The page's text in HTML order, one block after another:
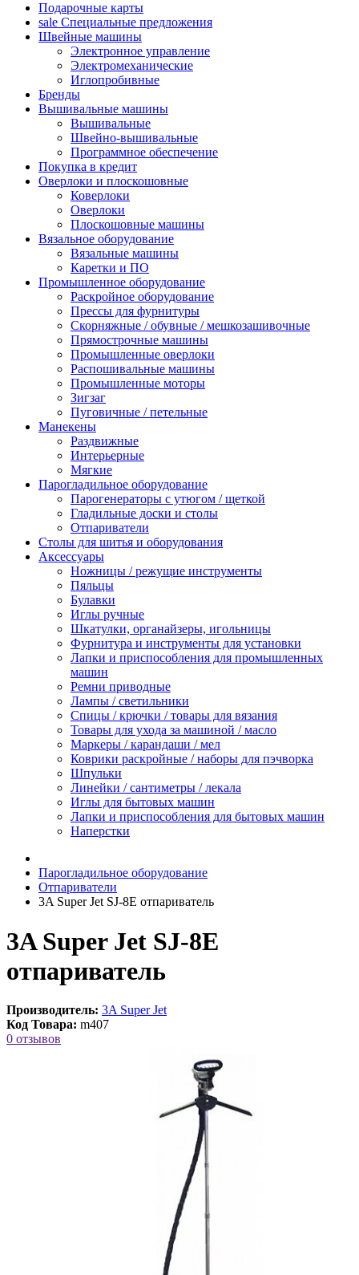
Подарочные карты
sale Специальные предложения
Швейные машины
Электронное управление
Электромеханические
Иглопробивные
Бренды
Вышивальные машины
Вышивальные
Швейно-вышивальные
Программное обеспечение
Покупка в кредит
Оверлоки и плоскошовные
Коверлоки
Оверлоки
Плоскошовные машины
Вязальное оборудование
Вязальные машины
Каретки и ПО
Промышленное оборудование
Раскройное оборудование
Прессы для фурнитуры
Скорняжные / обувные / мешкозашивочные
Прямострочные машины
Промышленные оверлоки
Распошивальные машины
Промышленные моторы
Зигзаг
Пуговичные / петельные
Манекены
Раздвижные
Интерьерные
Мягкие
Парогладильное оборудование
Парогенераторы с утюгом / щеткой
Гладильные доски и столы
Отпариватели
Столы для шитья и оборудования
Аксессуары
Ножницы / режущие инструменты
Пяльцы
Булавки
Иглы ручные
Шкатулки, органайзеры, игольницы
Фурнитура и инструменты для установки
Лапки и приспособления для промышленных
машин
Ремни приводные
Лампы / светильники
Спицы / крючки / товары для вязания
Товары для ухода за машиной / масло
Маркеры / карандаши / мел
Коврики раскройные / наборы для пэчворка
Шпульки
Линейки / сантиметры / лекала
Иглы для бытовых машин
Лапки и приспособления для бытовых машин
Наперстки
Парогладильное оборудование
Отпариватели
3A Super Jet SJ-8E отпариватель
3A Super Jet SJ-8E
отпариватель
Производитель: 3A Super Jet
Код Товара: m407
0 отзывов